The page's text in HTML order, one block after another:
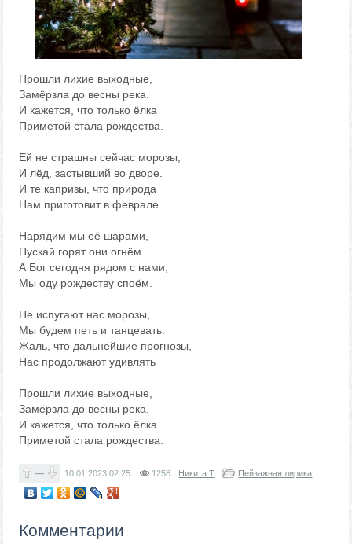
Прошли лихие выходные,
Замёрзла до весны река.
И кажется, что только ёлка
Приметой стала рождества.
Ей не страшны сейчас морозы,
И лёд, застывший во дворе.
И те капризы, что природа
Нам приготовит в феврале.
Нарядим мы её шарами,
Пускай горят они огнём.
А Бог сегодня рядом с нами,
Мы оду рождеству споём.
Не испугают нас морозы,
Мы будем петь и танцевать.
Жаль, что дальнейшие прогнозы,
Нас продолжают удивлять
Прошли лихие выходные,
Замёрзла до весны река.
И кажется, что только ёлка
Приметой стала рождества.
— 10.01.202302:25 1258 Никита Т Пейзажная лирика
Комментарии